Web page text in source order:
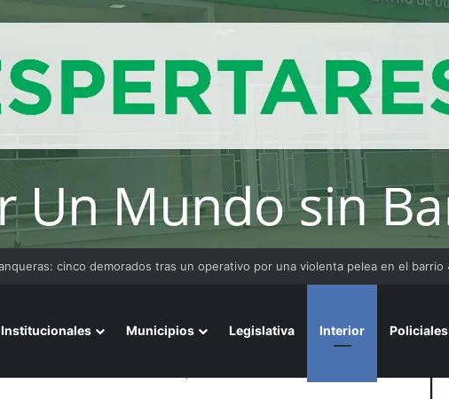
Institucionales Municipios Legislativa Interior Policiales